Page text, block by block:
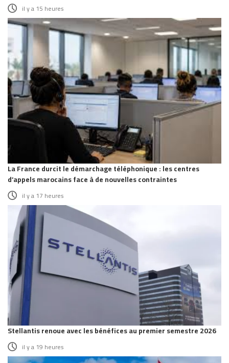
il y a 15 heures
La France durcit le démarchage téléphonique : les centres
d’appels marocains face à de nouvelles contraintes
il y a 17 heures
Stellantis renoue avec les bénéfices au premier semestre 2026
il y a 19 heures